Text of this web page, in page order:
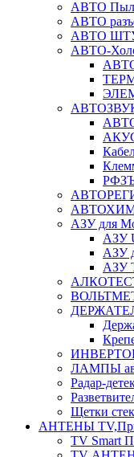
АВТО
АВТО
АВТО
АВТО-
АЗУ для
АЗУ
АЗУ
АЗУ
ЛАМПЫ
Радар-
Щетки
АНТЕНЫ
TV Smart